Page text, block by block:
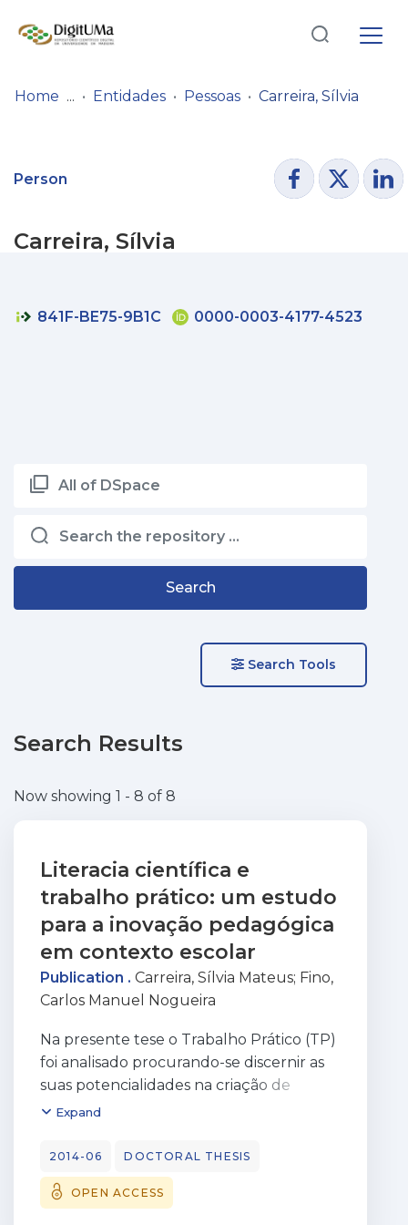
Entities
Log
In(current)
Home Entidades Pessoas Carreira, Sílvia
Person
Carreira, Sílvia
841F-BE75-9B1C 0000-0003-4177-4523
All of DSpace
Search
Search Tools
Search Results
Now showing 1 - 8 of 8
Literacia científica e
trabalho prático: um estudo
para a inovação pedagógica
em contexto escolar
Publication . Carreira, Sílvia Mateus; Fino,
Carlos Manuel Nogueira
Na presente tese o Trabalho Prático (TP)
foi analisado procurando-se discernir as
suas potencialidades na criação de
práticas pedagógicas heterodoxas onde
construção de conhecimento. A
investigação fundamentou-se na
metodologia etnográfica, tendo a
Expand
2014-06 DOCTORAL THESIS
OPEN ACCESS